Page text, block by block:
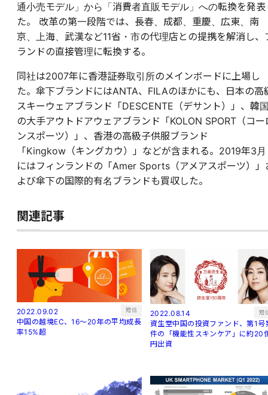
通小売モデル」から「消費者直販モデル」への転換を発表
た。 改革の第一段階では、長春、成都、重慶、広東、南
京、上海、武漢など11省・市の代理店との提携を解消し、
ランドの直接管理に転換する。
同社は2007年に香港証券取引所のメインボードに上場し
た。傘下ブランドにはANTA、FILAのほかにも、日本の高
スキーウェアブランド「DESCENTE（デサント）」、韓
の大手アウトドアウェアブランド「KOLON SPORT（コー
ンスポーツ）」、香港の高級子供服ブランド
「Kingkow（キングカウ）」などが含まれる。2019年3月
にはフィンランドの「Amer Sports（アメアスポーツ）」
よび傘下の国際的有名ブランドも買収した。
関連記事
2022.09.02 短信
中国の越境EC、16～20年の平均成長
率15%超
2022.08.14 短
資生堂中国の投資ファンド、第1号
件の「機能性スキンケア」に約20
円出資